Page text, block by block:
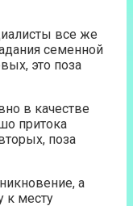
все же
семенной
это поза
в качестве
притока
поза
а
к месту